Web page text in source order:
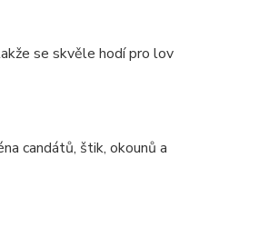
se skvěle hodí pro lov
candátů, štik, okounů a